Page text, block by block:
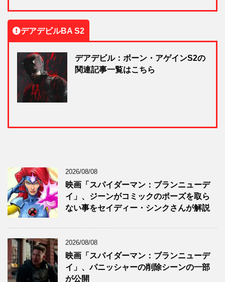
デアデビルBA S2
デアデビル：ボーン・アゲインS2の
関連記事一覧はこちら
2026/08/08
映画「スパイダーマン：ブランニューデ
イ」、ジーンがコミックのポーズを取ら
ない事をセイディー・シンクさんが解説
2026/08/08
映画「スパイダーマン：ブランニューデ
イ」、パニッシャーの削除シーンの一部
が公開